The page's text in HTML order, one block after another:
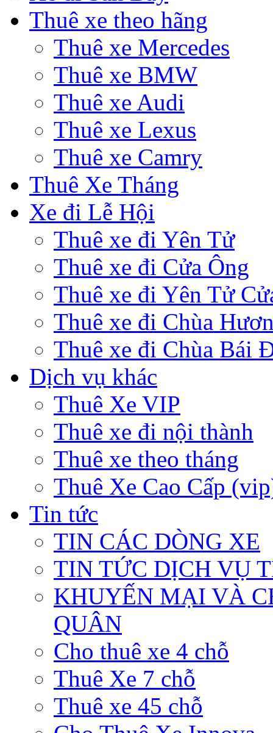
Thuê xe theo hãng
Thuê xe Mercedes
Thuê xe BMW
Thuê xe Audi
Thuê xe Lexus
Thuê xe Camry
Thuê Xe Tháng
Xe đi Lễ Hội
Thuê xe đi Yên Tử
Thuê xe đi Cửa Ông
Thuê xe đi Yên Tử
Thuê xe đi Chùa
Thuê xe đi Chùa Bái
Dịch vụ khác
Thuê Xe VIP
Thuê xe đi nội thành
Thuê xe theo tháng
Thuê Xe Cao Cấp
Tin tức
TIN CÁC DÒNG XE
TIN TỨC DỊCH VỤ
KHUYẾN MẠI VÀ
QUÂN
Cho thuê xe 4 chỗ
Thuê Xe 7 chỗ
Thuê xe 45 chỗ